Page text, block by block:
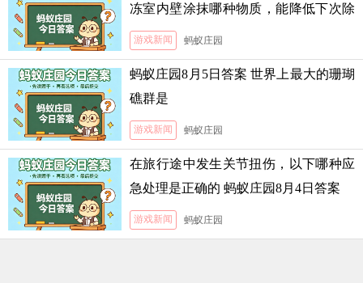
冻室内壁涂抹哪种物质，能降低下次除
霜的难度
游戏新闻 蚂蚁庄园
蚂蚁庄园8月5日答案 世界上最大的珊瑚
礁群是
游戏新闻 蚂蚁庄园
在旅行途中发生关节扭伤，以下哪种应
急处理是正确的 蚂蚁庄园8月4日答案
游戏新闻 蚂蚁庄园